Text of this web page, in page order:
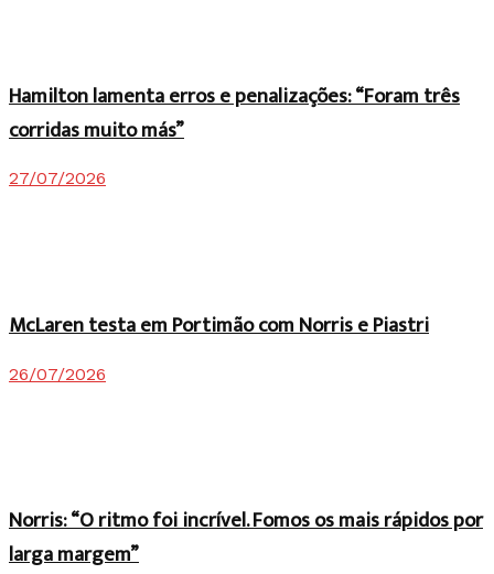
Hamilton lamenta erros e penalizações: “Foram três
corridas muito más”
27/07/2026
McLaren testa em Portimão com Norris e Piastri
26/07/2026
Norris: “O ritmo foi incrível. Fomos os mais rápidos por
larga margem”